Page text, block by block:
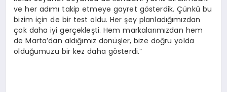
ve her adımı takip etmeye gayret gösterdik. Çünkü bu
bizim için de bir test oldu. Her şey planladığımızdan
çok daha iyi gerçekleşti. Hem markalarımızdan hem
de Marta’dan aldığımız dönüşler, bize doğru yolda
olduğumuzu bir kez daha gösterdi.”